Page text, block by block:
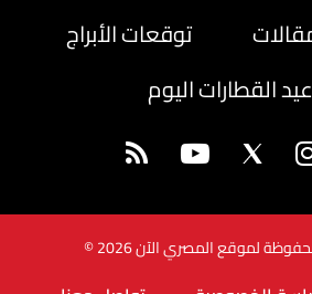
توقعات الأبراج
القطارات اليوم
لموقع المصري الآن 2026 ©